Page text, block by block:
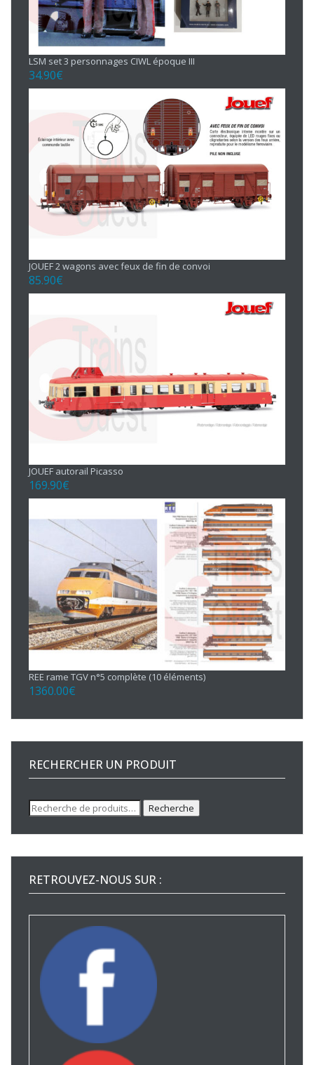
LSM set 3 personnages CIWL époque III
34.90€
JOUEF 2 wagons avec feux de fin de convoi
85.90€
JOUEF autorail Picasso
169.90€
REE rame TGV n°5 complète (10 éléments)
1360.00€
RECHERCHER UN PRODUIT
Recherche
pour :
Recherche
RETROUVEZ-NOUS SUR :